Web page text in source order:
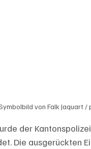
von Falk Jaquart /
der
Die ausgerückten